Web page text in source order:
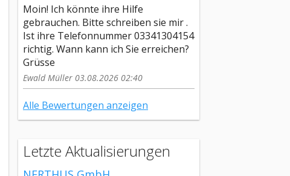
Moin! Ich könnte ihre Hilfe
gebrauchen. Bitte schreiben sie mir .
Ist ihre Telefonnummer 03341304154
richtig. Wann kann ich Sie erreichen?
Grüsse
Ewald Müller 03.08.2026 02:40
Alle Bewertungen anzeigen
Letzte Aktualisierungen